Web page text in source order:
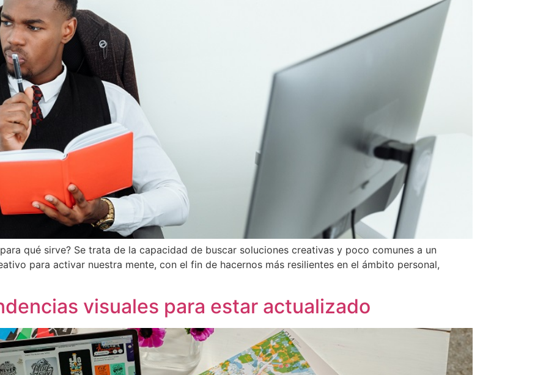
qué sirve? Se trata de la capacidad de buscar soluciones creativas y poco comunes a un
para activar nuestra mente, con el fin de hacernos más resilientes en el ámbito personal,
visuales para estar actualizado